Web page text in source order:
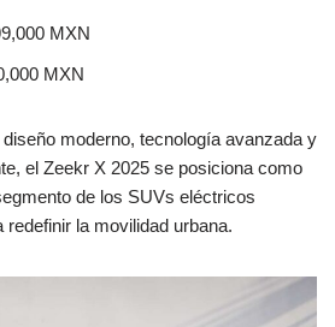
MXN
MXN
moderno, tecnología avanzada y
el Zeekr X 2025 se posiciona como
de los SUVs eléctricos
la movilidad urbana.